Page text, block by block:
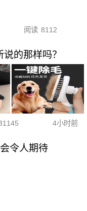
阅读 8112
的那样吗？
4小时前
令人期待